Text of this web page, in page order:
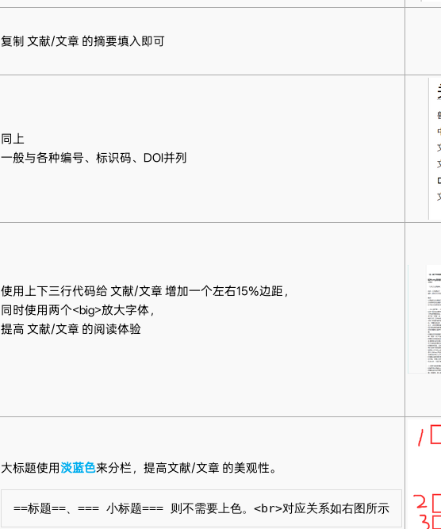
复制 文献/文章 的摘要填入即可
同上
一般与各种编号、标识码、DOI并列
使用上下三行代码给 文献/文章 增加一个左右15%边距，
同时使用两个<big>放大字体，
提高 文献/文章 的阅读体验
大标题使用淡蓝色来分栏，提高文献/文章 的美观性。
==标题==、=== 小标题=== 则不需要上色。<br>对应关系如右图所示